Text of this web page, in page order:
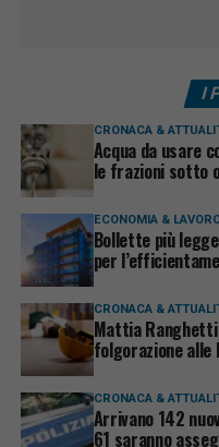
I
CRONACA &
Acqua da usare
le frazioni sotto
ECONOMIA &
Bollette più
per
CRONACA &
Mattia Ranghetti
folgorazione alle
CRONACA &
Arrivano 142
61 saranno